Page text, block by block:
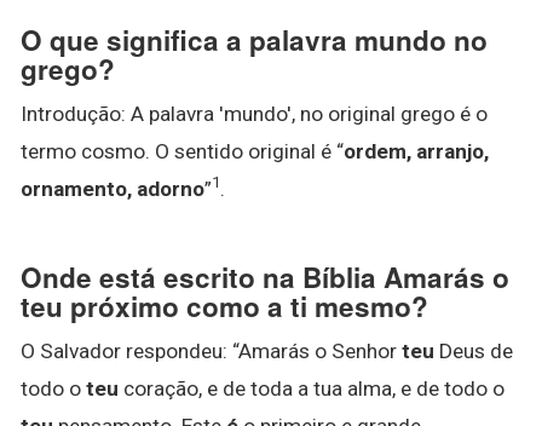
O que significa a palavra mundo no
grego?
Introdução: A palavra 'mundo', no original grego é o
termo cosmo. O sentido original é “ordem, arranjo,
ornamento, adorno”1 .
Onde está escrito na Bíblia Amarás o
teu próximo como a ti mesmo?
O Salvador respondeu: “Amarás o Senhor teu Deus de
todo o teu coração, e de toda a tua alma, e de todo o